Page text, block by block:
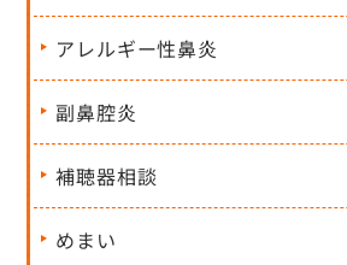
アレルギー性鼻炎
副鼻腔炎
補聴器相談
めまい